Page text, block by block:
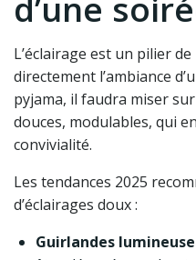
d’une
L’éclairage est un pilier
directement l’ambiance
pyjama, il faudra miser
douces, modulables, qui
convivialité.
Les tendances 2025
d’éclairages doux :
Guirlandes